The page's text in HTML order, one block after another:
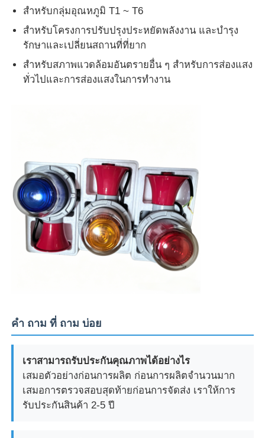
สําหรับกลุ่มอุณหภูมิ T1 ~ T6
สําหรับโครงการปรับปรุงประหยัดพลังงาน และบํารุง
รักษาและเปลี่ยนสถานที่ที่ยาก
สําหรับสภาพแวดล้อมอันตรายอื่น ๆ สําหรับการส่องแสง
ทั่วไปและการส่องแสงในการทํางาน
คํา ถาม ที่ ถาม บ่อย
เราสามารถรับประกันคุณภาพได้อย่างไร
เสมอตัวอย่างก่อนการผลิต ก่อนการผลิตจํานวนมาก
เสมอการตรวจสอบสุดท้ายก่อนการจัดส่ง เราให้การ
รับประกันสินค้า 2-5 ปี